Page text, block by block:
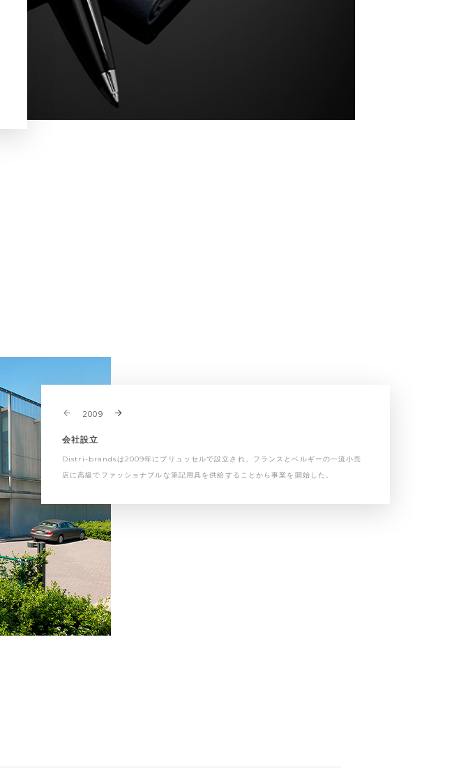
2009
会社設立
Distri-brandsは2009年にブリュッセルで設立され、フランスとベルギーの一流小売
店に高級でファッショナブルな筆記用具を供給することから事業を開始した。